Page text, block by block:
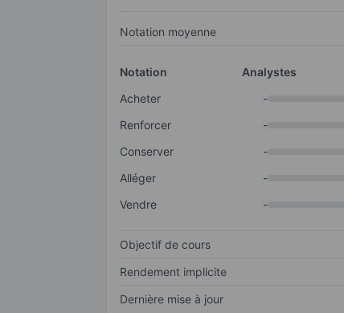
Notation moyenne
Notation
Analystes
Acheter
-
Renforcer
-
Conserver
-
Alléger
-
Vendre
-
Objectif de cours
Rendement implicite
Dernière mise à jour